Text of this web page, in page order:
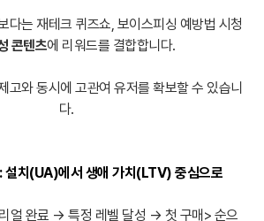
다는 재테크 퀴즈쇼, 보이스피싱 예방법 시청
콘텐츠에 리워드를 결합합니다.
고와 동시에 고관여 유저를 확보할 수 있습니
다.
치(UA)에서 생애 가치(LTV) 중심으로
얼 완료 → 특정 레벨 달성 → 첫 구매> 순으